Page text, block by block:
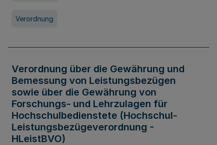
Verordnung
Verordnung über die Gewährung und
Bemessung von Leistungsbezügen
sowie über die Gewährung von
Forschungs- und Lehrzulagen für
Hochschulbedienstete (Hochschul-
Leistungsbezügeverordnung -
HLeistBVO)